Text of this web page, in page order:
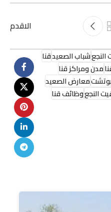
الاقدم
النجعشباب الصعيدقنا
مدن ومراكز قنا
معارض الصعيد
النجعوظائف قنا